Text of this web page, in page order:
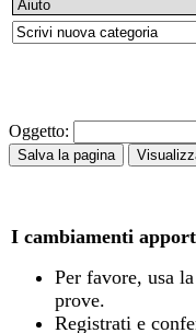
Oggetto:
I cambiamenti
Per favore, usa la
prove.
Registrati e